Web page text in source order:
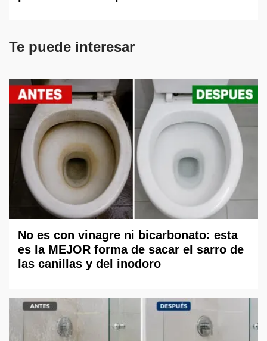
Te puede interesar
No es con vinagre ni bicarbonato: esta
es la MEJOR forma de sacar el sarro de
las canillas y del inodoro